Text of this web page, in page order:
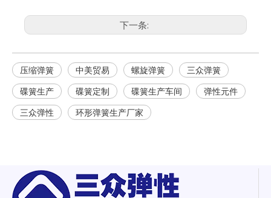
下一条:
压缩弹簧 中美贸易 螺旋弹簧
三众弹簧
碟簧生产
碟簧定制 碟簧生产车间
弹性元件
三众弹性
环形弹簧生产厂家